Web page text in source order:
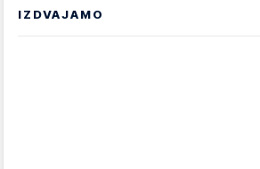
IZDVAJAMO